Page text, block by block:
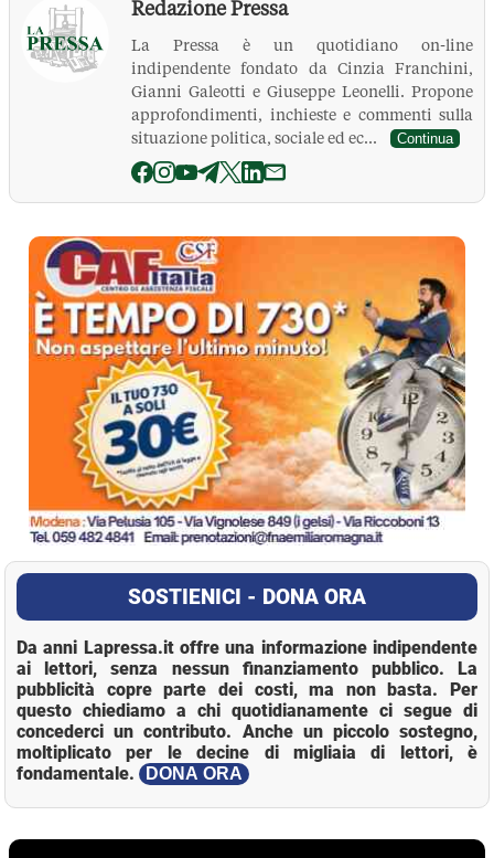
Redazione Pressa
La Pressa è un quotidiano on-line
indipendente fondato da Cinzia Franchini,
Gianni Galeotti e Giuseppe Leonelli. Propone
approfondimenti, inchieste e commenti sulla
situazione politica, sociale ed ec...
Continua
La Pressa
SOSTIENICI - DONA ORA
Da anni Lapressa.it offre una informazione indipendente
ai lettori, senza nessun finanziamento pubblico. La
pubblicità copre parte dei costi, ma non basta. Per
questo chiediamo a chi quotidianamente ci segue di
concederci un contributo. Anche un piccolo sostegno,
moltiplicato per le decine di migliaia di lettori, è
fondamentale.
DONA ORA